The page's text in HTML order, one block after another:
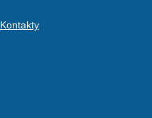
Kontakty